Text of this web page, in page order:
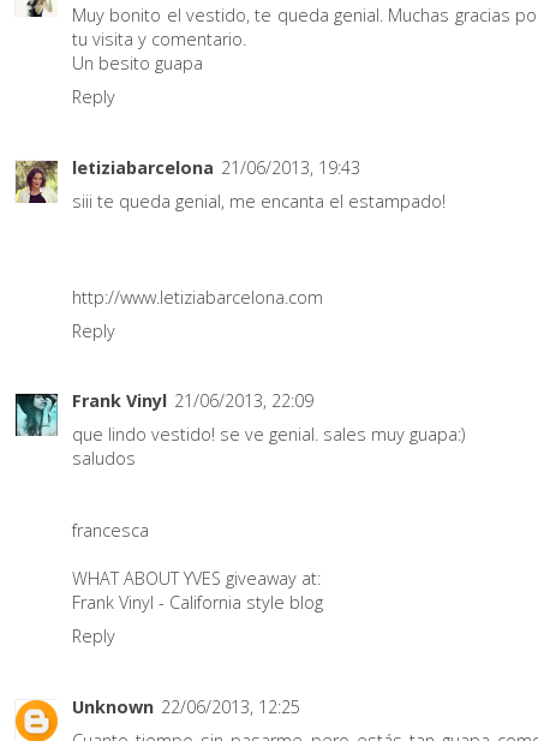
Muy bonito el vestido, te queda genial. Muchas gracias
tu visita y comentario.
Un besito guapa
Reply
letiziabarcelona 21/06/2013, 19:43
siii te queda genial, me encanta el estampado!
http://www.letiziabarcelona.com
Reply
Frank Vinyl 21/06/2013, 22:09
que lindo vestido! se ve genial. sales muy guapa:)
saludos
francesca
WHAT ABOUT YVES giveaway at:
Frank Vinyl - California style blog
Reply
Unknown 22/06/2013, 12:25